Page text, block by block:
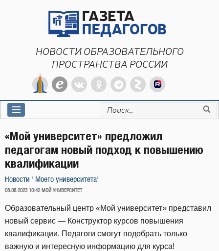
НОВОСТИ ОБРАЗОВАТЕЛЬНОГО
ПРОСТРАНСТВА РОССИИ
Искать:
«Мой университет» предложил
педагогам новый подход к повышению
квалификации
Новости "Моего университета"
ОПУБЛИКОВАНО
08.08.2023 10:42 МОЙ УНИВЕРСИТЕТ
Образовательный центр «Мой университет» представил
новый сервис — Конструктор курсов повышения
квалификации. Педагоги смогут подобрать только
важную и интересную информацию для курса!